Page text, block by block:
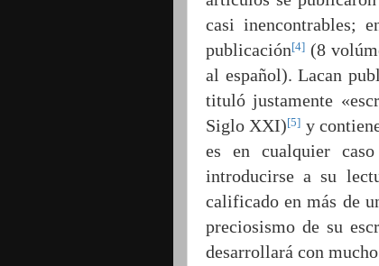
casi inencontrables;
publicación[4] (8
al español). Lacan
tituló justamente
Siglo XXI)[5] y
es en cualquier
introducirse a su
calificado en más de
preciosismo de su
desarrollará con